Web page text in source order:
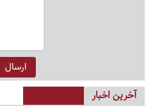
آخرین اخبار